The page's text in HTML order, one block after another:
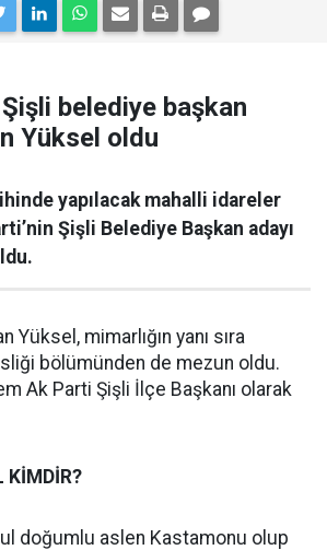
belediye başkan
Yüksel oldu
yapılacak mahalli idareler
Şişli Belediye Başkan adayı
Yüksel, mimarlığın yanı sıra
bölümünden de mezun oldu.
Ak Parti Şişli İlçe Başkanı olarak
KİMDİR?
doğumlu aslen Kastamonu olup